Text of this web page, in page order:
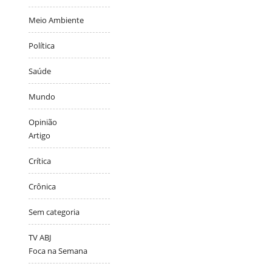
Meio Ambiente
Política
Saúde
Mundo
Opinião
Artigo
Crítica
Crônica
Sem categoria
TV ABJ
Foca na Semana